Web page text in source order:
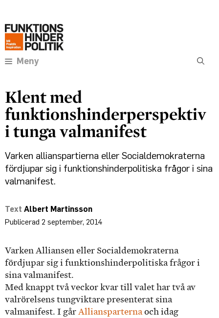
innehåll
Meny
Klent med
funktionshinderperspektiv
i tunga valmanifest
Varken allianspartierna eller Socialdemokraterna
fördjupar sig i funktionshinderpolitiska frågor i sina
valmanifest.
Albert Martinsson
2 september, 2014
Varken Alliansen eller Socialdemokraterna
fördjupar sig i funktionshinderpolitiska frågor i
sina valmanifest.
Med knappt två veckor kvar till valet har två av
valrörelsens tungviktare presenterat sina
valmanifest. I går Alliansparterna och idag